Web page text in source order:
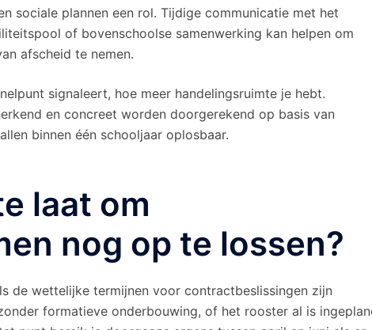
sociale plannen een rol. Tijdige communicatie met het
of bovenschoolse samenwerking kan helpen om
afscheid te nemen.
signaleert, hoe meer handelingsruimte je hebt.
en concreet worden doorgerekend op basis van
binnen één schooljaar oplosbaar.
laat om
nog op te lossen?
de wettelijke termijnen voor contractbeslissingen zijn
formatieve onderbouwing, of het rooster al is